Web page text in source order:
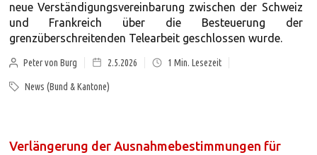
neue Verständigungsvereinbarung zwischen der Schweiz
und Frankreich über die Besteuerung der
grenzüberschreitenden Telearbeit geschlossen wurde.
Peter von Burg 2.5.2026 1 Min. Lesezeit
News (Bund & Kantone)
Verlängerung der Ausnahmebestimmungen für